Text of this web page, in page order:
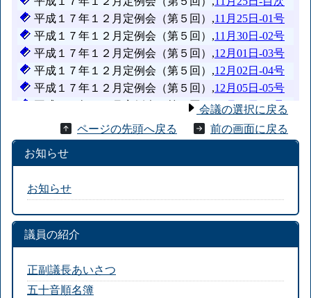
会議の選択に戻る
ページの先頭へ戻る
前の画面に戻る
お知らせ
お知らせ
議員の紹介
正副議長あいさつ
五十音順名簿